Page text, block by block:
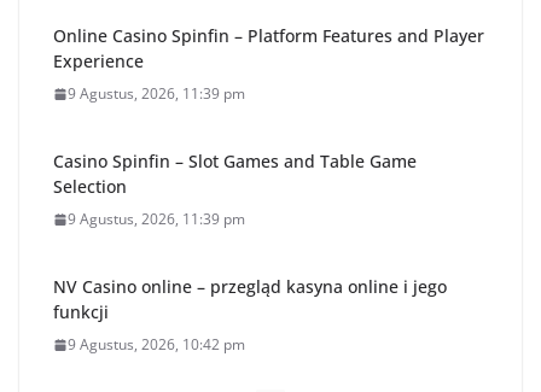
Online Casino Spinfin – Platform Features and Player
Experience
9 Agustus, 2026, 11:39 pm
Casino Spinfin – Slot Games and Table Game
Selection
9 Agustus, 2026, 11:39 pm
NV Casino online – przegląd kasyna online i jego
funkcji
9 Agustus, 2026, 10:42 pm